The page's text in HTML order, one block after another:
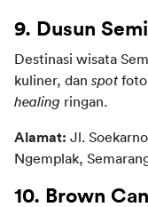
9. Dusun
Destinasi wisata
kuliner, dan spot
healing ringan.
Alamat: Jl.
Ngemplak,
10. Brown